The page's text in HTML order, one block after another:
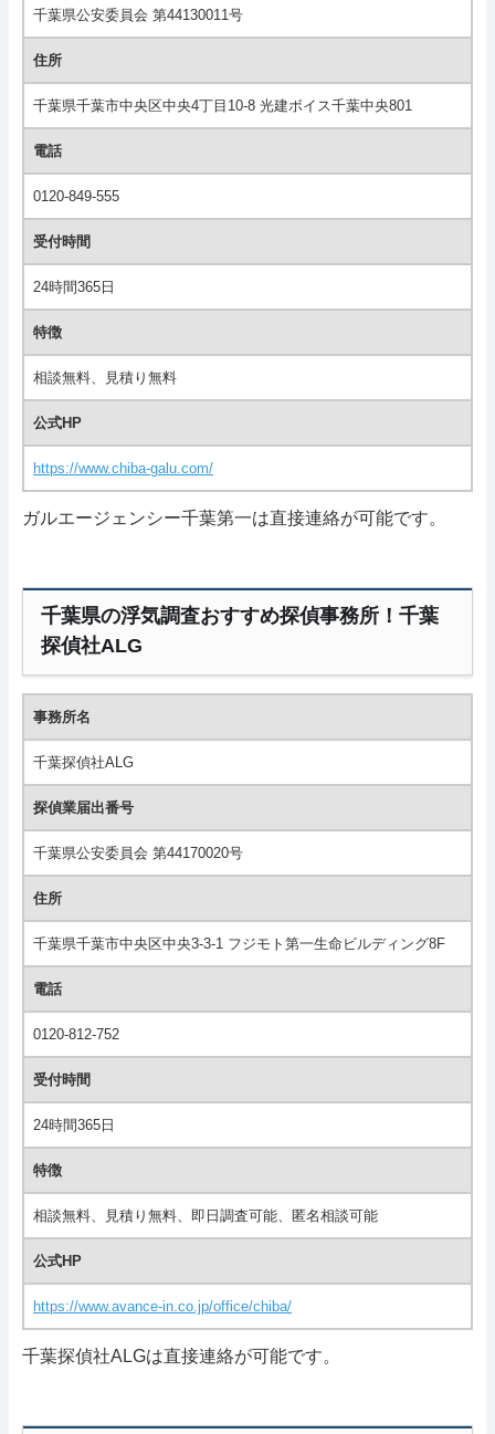
千葉県公安委員会 第44130011号
住所
千葉県千葉市中央区中央4丁目10-8 光建ボイス千葉中央801
電話
0120-849-555
受付時間
24時間365日
特徴
相談無料、見積り無料
公式HP
https://www.chiba-galu.com/
ガルエージェンシー千葉第一は直接連絡が可能です。
千葉県の浮気調査おすすめ探偵事務所！千葉
探偵社ALG
事務所名
千葉探偵社ALG
探偵業届出番号
千葉県公安委員会 第44170020号
住所
千葉県千葉市中央区中央3-3-1 フジモト第一生命ビルディング8F
電話
0120-812-752
受付時間
24時間365日
特徴
相談無料、見積り無料、即日調査可能、匿名相談可能
公式HP
https://www.avance-in.co.jp/office/chiba/
千葉探偵社ALGは直接連絡が可能です。